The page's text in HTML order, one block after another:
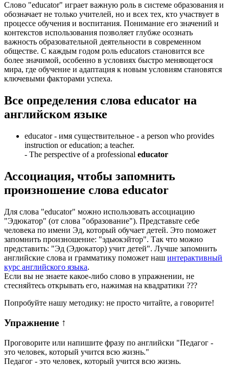
Слово "educator" играет важную роль в системе образования и
обозначает не только учителей, но и всех тех, кто участвует в
процессе обучения и воспитания. Понимание его значений и
контекстов использования позволяет глубже осознать
важность образовательной деятельности в современном
обществе. С каждым годом роль educators становится все
более значимой, особенно в условиях быстро меняющегося
мира, где обучение и адаптация к новым условиям становятся
ключевыми факторами успеха.
Все определения слова educator на
английском языке
educator - имя существительное - a person who provides
instruction or education; a teacher.
- The perspective of a professional educator
Ассоциация, чтобы запомнить
произношение слова educator
Для слова "educator" можно использовать ассоциацию
"Эдюкатор" (от слова "образование"). Представьте себе
человека по имени Эд, который обучает детей. Это поможет
запомнить произношение: "эдьюкэйтор". Так что можно
представить: "Эд (Эдюкатор) учит детей". Лучше запомнить
английские слова и грамматику поможет наш интерактивный
курс английского языка.
Если вы не знаете какое-либо слово в упражнении, не
стесняйтесь открывать его, нажимая на квадратики ???
Попробуйте нашу методику: не просто читайте, а говорите!
Упражнение ↑
Проговорите или напишите фразу по английски "Педагог -
это человек, который учится всю жизнь."
Педагог - это человек, который учится всю жизнь.